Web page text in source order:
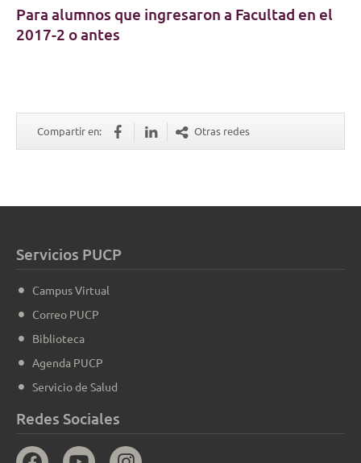
Para alumnos que ingresaron a Facultad en el
2017-2 o antes
Compartir en: Otras redes
Servicios PUCP
Campus Virtual
Correo PUCP
Biblioteca
Agenda PUCP
Servicio de Salud
Redes Sociales